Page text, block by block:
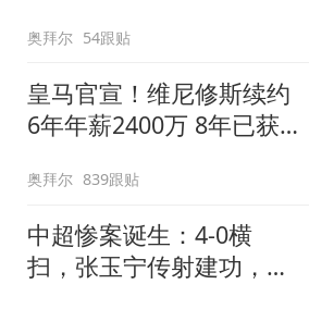
奥拜尔 54跟贴
皇马官宣！维尼修斯续约
6年年薪2400万 8年已获
奥拜尔 839跟贴
中超惨案诞生：4-0横
扫，张玉宁传射建功，北